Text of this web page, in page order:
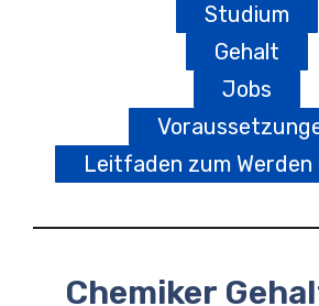
Studium
Gehalt
Jobs
Leitfaden zum Werden
Chemiker